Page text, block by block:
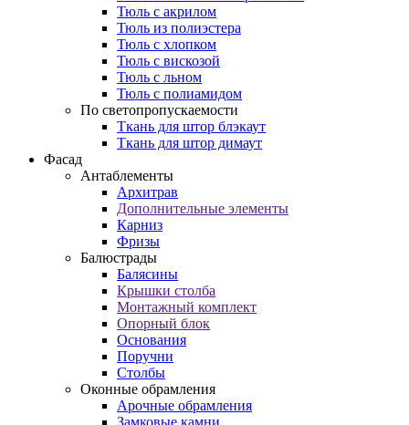
Тюль с акрилом
Тюль из полиэстера
Тюль с хлопком
Тюль с вискозой
Тюль с льном
Тюль с полиамидом
По светопропускаемости
Ткань для штор блэкаут
Ткань для штор димаут
Фасад
Антаблементы
Архитрав
Дополнительные элементы
Карниз
Фризы
Балюстрады
Балясины
Крышки столба
Монтажный комплект
Опорный блок
Основания
Поручни
Столбы
Оконные обрамления
Арочные обрамления
Замковые камни